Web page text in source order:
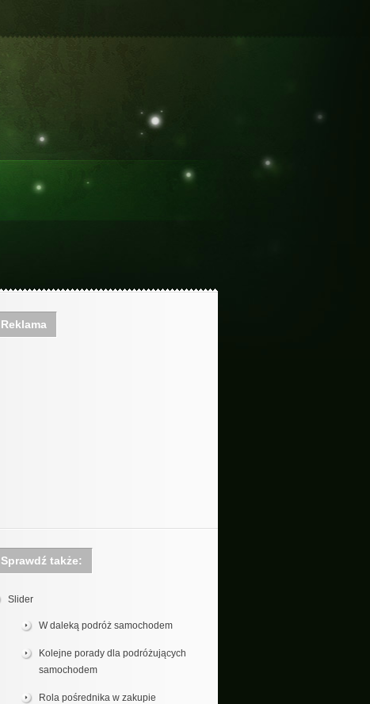
Reklama
Sprawdź także:
Slider
W daleką podróż samochodem
Kolejne porady dla podróżujących
samochodem
Rola pośrednika w zakupie